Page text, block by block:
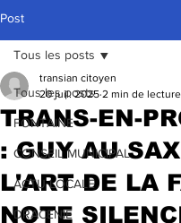
Post
Tous les posts
FONTAINE
CONSEIL MUNICIPAL
ACTU LOCALE
DRACENIE
Tous les posts
TRANS-EN-
: GUY AU
L'ART DE LA
NOTE
transian citoyen
20 juil. 2025 2 min de lecture